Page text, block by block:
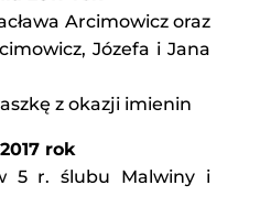
Arcimowicz oraz
Józefa i Jana
z okazji imienin
rok
5 r. ślubu Malwiny i